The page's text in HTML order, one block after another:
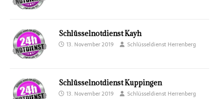
Schlüsselnotdienst Kayh
13. November 2019 Schlüsseldienst Herrenberg
Schlüsselnotdienst Kuppingen
13. November 2019 Schlüsseldienst Herrenberg